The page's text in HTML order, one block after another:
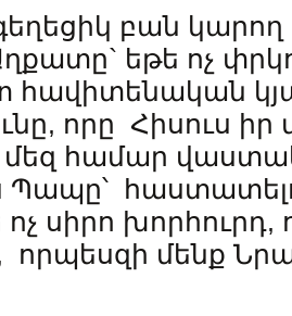
բան կարող
եթե ոչ
հավիտենական
որը Հիսուս
մեզ համար
Պապը՝
ոչ սիրո
որպեսզի մենք